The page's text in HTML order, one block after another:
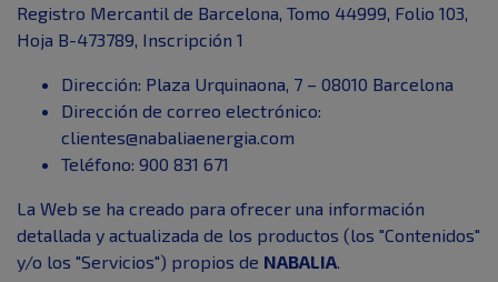
Registro Mercantil de Barcelona, Tomo 44999, Folio 103,
Hoja B-473789, Inscripción 1
Dirección: Plaza Urquinaona, 7 – 08010 Barcelona
Dirección de correo electrónico:
clientes@nabaliaenergia.com
Teléfono: 900 831 671
La Web se ha creado para ofrecer una información
detallada y actualizada de los productos (los "Contenidos"
y/o los "Servicios") propios de NABALIA.